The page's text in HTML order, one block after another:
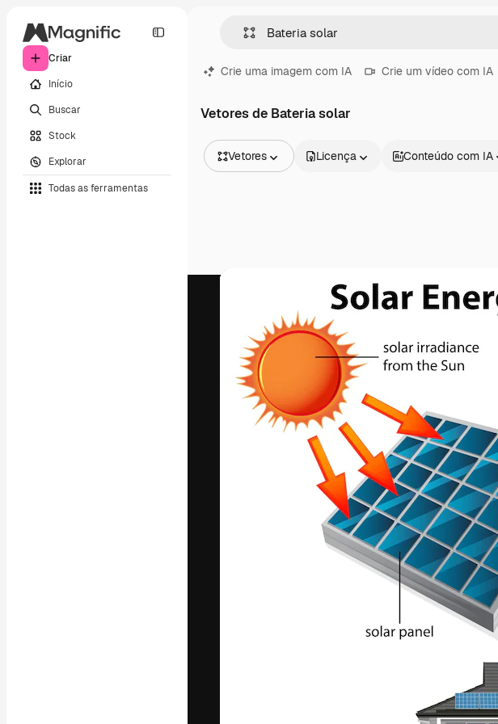
Criar
Início
Buscar
Stock
Explorar
Todas as ferramentas
Crie uma imagem com IA Crie um vídeo com IA
Vetores de Bateria solar
Vetores
Vídeos
Modelos de vídeos
Modelos 3D
Fontes
Licença Conteúdo com IA
A plataforma criativa para você direcionar
seu melhor trabalho. Mais de 1 milhão de
assinantes entre criativos, empresas,
agências e estúdios.
Português
Freepik Company S.L.U.